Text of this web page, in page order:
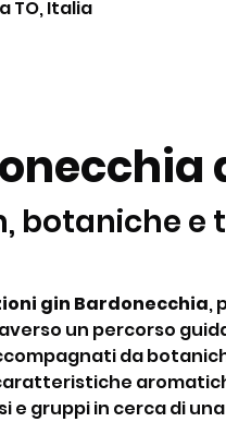
TO, Italia
botaniche e
gin Bardonecchia,
un percorso
da
e gruppi in cerca di